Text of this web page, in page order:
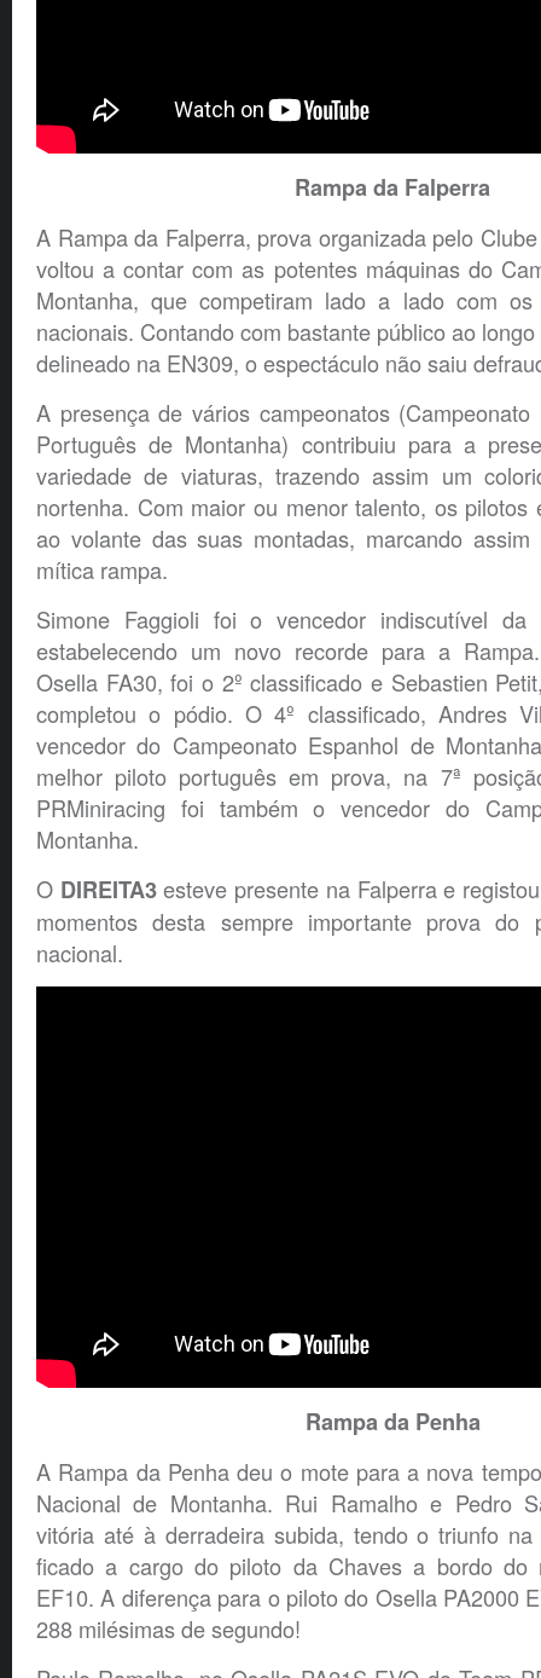
Rampa da Falperra
A Rampa da Falperra, prova organizada pelo
voltou a contar com as potentes máquinas do
Montanha, que competiram lado a lado com
nacionais. Contando com bastante público ao
delineado na EN309, o espectáculo não saiu
A presença de vários campeonatos
Português de Montanha) contribuiu para a
variedade de viaturas, trazendo assim um
nortenha. Com maior ou menor talento, os pilotos
ao volante das suas montadas, marcando
mítica rampa.
Simone Faggioli foi o vencedor indiscutível da
estabelecendo um novo recorde para a
Osella FA30, foi o 2º classificado e Sebastien
completou o pódio. O 4º classificado, Andres
vencedor do Campeonato Espanhol de
melhor piloto português em prova, na 7ª
PRMiniracing foi também o vencedor do
Montanha.
O DIREITA3esteve presente na Falperra e
momentos desta sempre importante prova do
nacional.
Rampa da Penha
A Rampa da Penha deu o mote para a nova
Nacional de Montanha. Rui Ramalho e Pedro
vitória até à derradeira subida, tendo o triunfo
ficado a cargo do piloto da Chaves a bordo do
EF10. A diferença para o piloto do Osella PA2000
288 milésimas de segundo!